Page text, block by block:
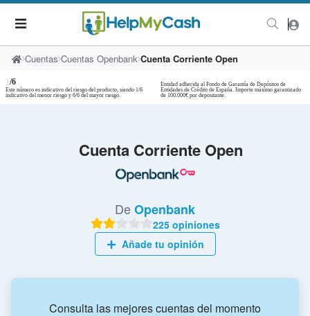
Cuentas Cuentas Openbank Cuenta Corriente Open
/6
Este número es indicativo del riesgo del producto, siendo 1/6
indicativo del menor riesgo y 6/6 del mayor riesgo.
Entidad adherida al Fondo de Garantía de Depósitos de
Entidades de Crédito de España. Importe máximo garantizado
de 100.000€ por depositante.
Cuenta Corriente Open
DeOpenbank
225 opiniones
Añade tu opinión
Consulta las mejores cuentas del momento